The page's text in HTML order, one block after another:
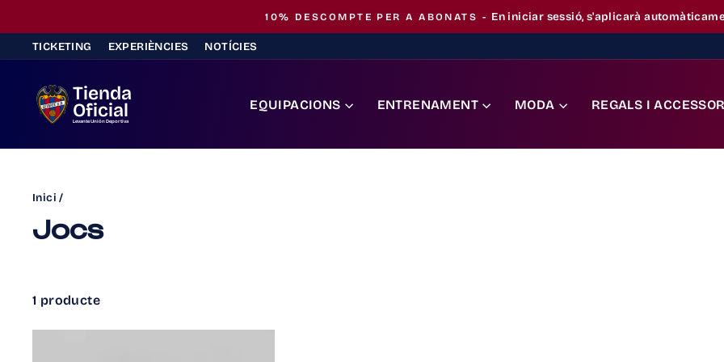
al
contingut
Pausa
la
10% DESCOMPTE PER A ABONATS - En iniciar sessió, s'aplicarà
TICKETING EXPERIÈNCIES NOTÍCIES
Tienda
Oficial
Levante Unión Deportiva
EQUIPACIONS ENTRENAMENT MODA REGALS I
Inici /
Jocs
1 producte